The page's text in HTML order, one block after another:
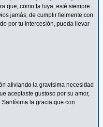
que, como la tuya, esté siempre
jamás, de cumplir fielmente con
por tu intercesión, pueda llevar
aliviando la gravísima necesidad
aceptaste gustoso por su amor,
la gracia que con